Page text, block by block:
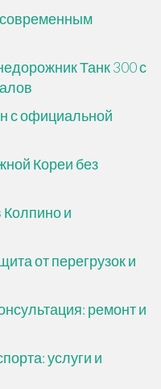
Танк 300 с
с официальной
Кореи без
Колпино и
от перегрузок и
ремонт и
услуги и